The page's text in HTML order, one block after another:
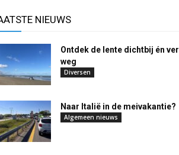
NIEUWS
Ontdek de lente dichtbij én ver
weg
Diversen
Naar Italië in de meivakantie?
Algemeen nieuws